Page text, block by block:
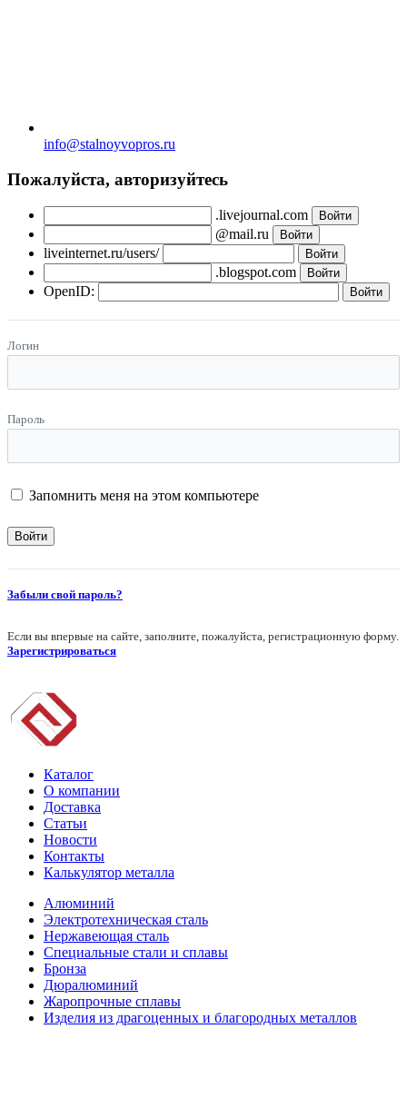
info@stalnoyvopros.ru
Пожалуйста, авторизуйтесь
.livejournal.com
@mail.ru
liveinternet.ru/users/
.blogspot.com
OpenID:
Логин
Пароль
Запомнить меня на этом компьютере
Забыли свой пароль?
Если вы впервые на сайте, заполните, пожалуйста, регистрационную форму.
Зарегистрироваться
Каталог
О компании
Доставка
Статьи
Новости
Контакты
Калькулятор металла
Алюминий
Электротехническая сталь
Нержавеющая сталь
Специальные стали и сплавы
Бронза
Дюралюминий
Жаропрочные сплавы
Изделия из драгоценных и благородных металлов